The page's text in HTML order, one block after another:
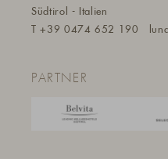
Südtirol - Italien
T+39 0474 652 190
PARTNER